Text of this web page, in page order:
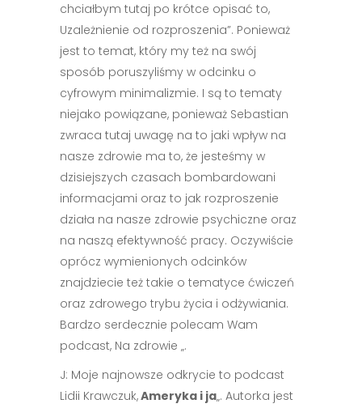
chciałbym tutaj po krótce opisać to,
Uzależnienie od rozproszenia”. Ponieważ
jest to temat, który my też na swój
sposób poruszyliśmy w odcinku o
cyfrowym minimalizmie. I są to tematy
niejako powiązane, ponieważ Sebastian
zwraca tutaj uwagę na to jaki wpływ na
nasze zdrowie ma to, że jesteśmy w
dzisiejszych czasach bombardowani
informacjami oraz to jak rozproszenie
działa na nasze zdrowie psychiczne oraz
na naszą efektywność pracy. Oczywiście
oprócz wymienionych odcinków
znajdziecie też takie o tematyce ćwiczeń
oraz zdrowego trybu życia i odżywiania.
Bardzo serdecznie polecam Wam
podcast, Na zdrowie „.
J: Moje najnowsze odkrycie to podcast
Lidii Krawczuk,Ameryka i ja„. Autorka jest